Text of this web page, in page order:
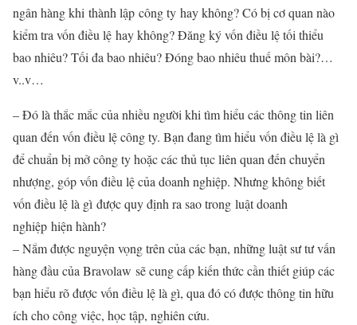
ngân hàng khi thành lập công ty hay không? Có bị cơ quan nào
kiểm tra vốn điều lệ hay không? Đăng ký vốn điều lệ tối thiểu
bao nhiêu? Tối đa bao nhiêu? Đóng bao nhiêu thuế môn bài?…
v..v…
– Đó là thắc mắc của nhiều người khi tìm hiểu các thông tin liên
quan đến vốn điều lệ công ty. Bạn đang tìm hiểu vốn điều lệ là gì
để chuẩn bị mở công ty hoặc các thủ tục liên quan đến chuyển
nhượng, góp vốn điều lệ của doanh nghiệp. Nhưng không biết
vốn điều lệ là gì được quy định ra sao trong luật doanh
nghiệp hiện hành?
– Nắm được nguyện vọng trên của các bạn, những luật sư tư vấn
hàng đầu của Bravolaw sẽ cung cấp kiến thức cần thiết giúp các
bạn hiểu rõ được vốn điều lệ là gì, qua đó có được thông tin hữu
ích cho công việc, học tập, nghiên cứu.